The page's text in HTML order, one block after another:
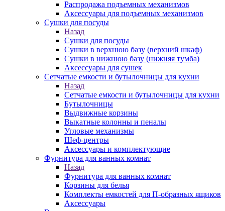
Распродажа подъемных механизмов
Аксессуары для подъемных механизмов
Сушки для посуды
Назад
Сушки для посуды
Сушки в верхнюю базу (верхний шкаф)
Сушки в нижнюю базу (нижняя тумба)
Аксессуары для сушек
Сетчатые емкости и бутылочницы для кухни
Назад
Сетчатые емкости и бутылочницы для кухни
Бутылочницы
Выдвижные корзины
Выкатные колонны и пеналы
Угловые механизмы
Шеф-центры
Аксессуары и комплектующие
Фурнитура для ванных комнат
Назад
Фурнитура для ванных комнат
Корзины для белья
Комплекты емкостей для П-образных ящиков
Аксессуары